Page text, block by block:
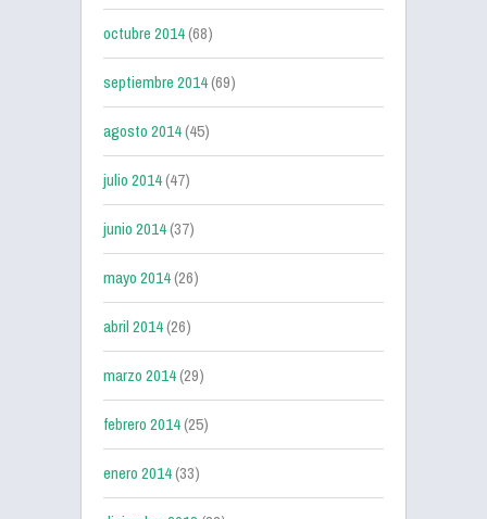
octubre 2014(68)
septiembre 2014(69)
agosto 2014(45)
julio 2014(47)
junio 2014(37)
mayo 2014(26)
abril 2014(26)
marzo 2014(29)
febrero 2014(25)
enero 2014(33)